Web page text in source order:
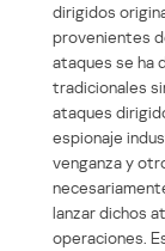
dirigidos
provenientes
ataques se ha
tradicionales
ataques
espionaje
venganza y
lanzar dichos
operaciones.